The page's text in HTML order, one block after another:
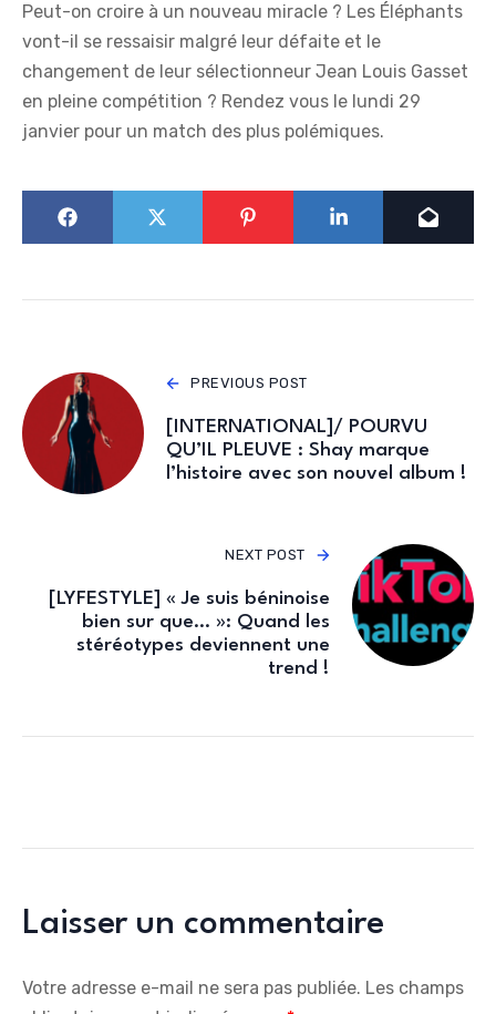
Peut-on croire à un nouveau miracle ? Les Éléphants
vont-il se ressaisir malgré leur défaite et le
changement de leur sélectionneur Jean Louis Gasset
en pleine compétition ? Rendez vous le lundi 29
janvier pour un match des plus polémiques.
PREVIOUS POST
[INTERNATIONAL]/ POURVU
QU’IL PLEUVE : Shay marque
l’histoire avec son nouvel album !
NEXT POST
[LYFESTYLE] « Je suis béninoise
bien sur que… »: Quand les
stéréotypes deviennent une
trend !
Laisser un commentaire
Votre adresse e-mail ne sera pas publiée. Les champs